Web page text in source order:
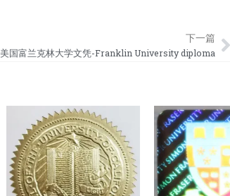
下一篇
美国富兰克林大学文凭-Franklin University diploma